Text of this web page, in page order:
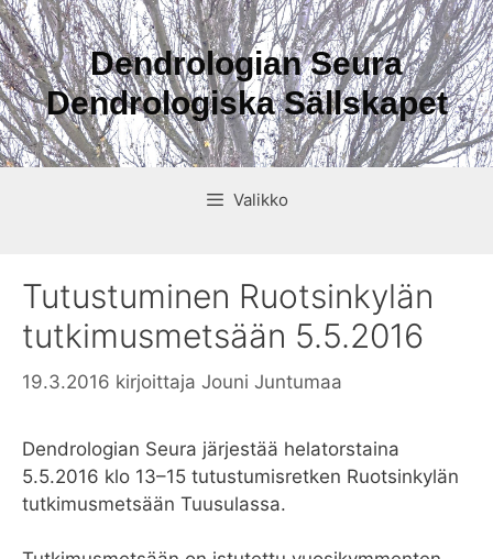
Siirry
sisältöön
Dendrologian Seura
Dendrologiska Sällskapet
Valikko
Tutustuminen Ruotsinkylän
tutkimusmetsään 5.5.2016
19.3.2016 kirjoittaja Jouni Juntumaa
Dendrologian Seura järjestää helatorstaina
5.5.2016 klo 13–15 tutustumisretken Ruotsinkylän
tutkimusmetsään Tuusulassa.